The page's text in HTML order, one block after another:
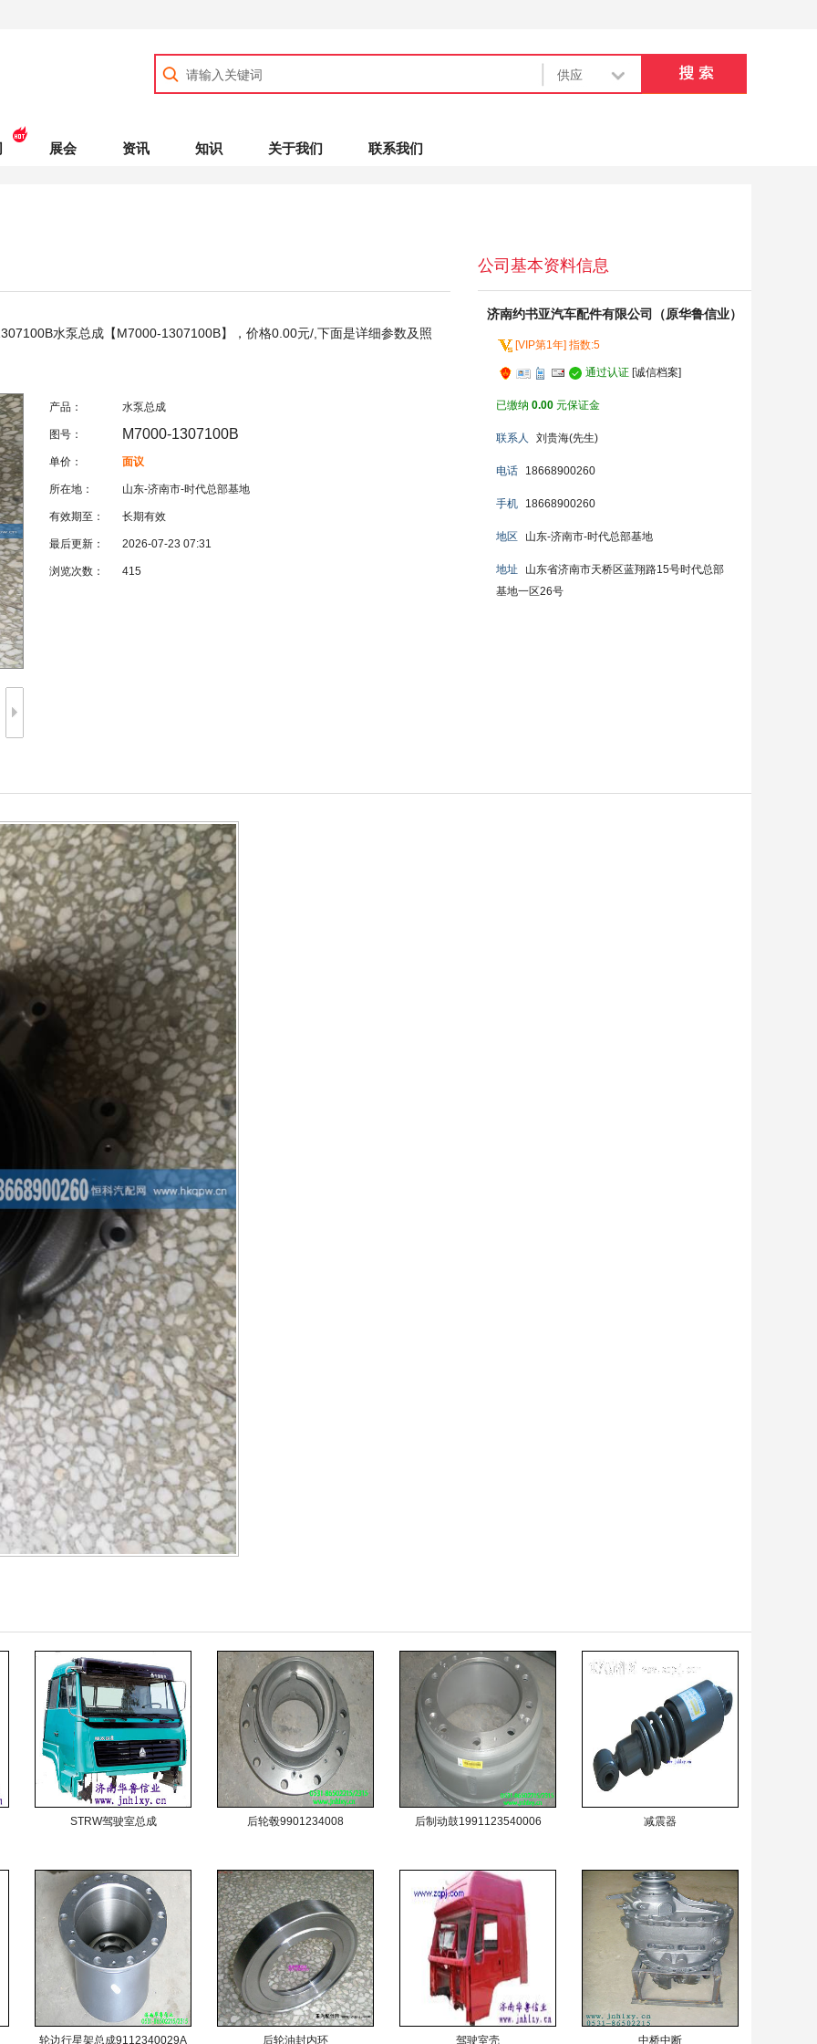
展会 资讯 知识 关于我们 联系我们
水泵总成【M7000-1307100B】，价格0.00元/,下面是详细参数及照
产品： 水泵总成
图号： M7000-1307100B
单价： 面议
所在地： 山东-济南市-时代总部基地
有效期至： 长期有效
最后更新： 2026-07-23 07:31
浏览次数： 415
公司基本资料信息
济南约书亚汽车配件有限公司（原华鲁信业）
[VIP第1年] 指数:5
通过认证 [诚信档案]
已缴纳 0.00 元保证金
联系人 刘贵海(先生)
电话 18668900260
手机 18668900260
地区 山东-济南市-时代总部基地
地址
山东省济南市天桥区蓝翔路15号时代总部
基地一区26号
STRW驾驶室总成 后轮毂9901234008 后制动鼓1991123540006 减震器
轮边行星架总成9112340029A 后轮油封内环 驾驶室壳 中桥中断